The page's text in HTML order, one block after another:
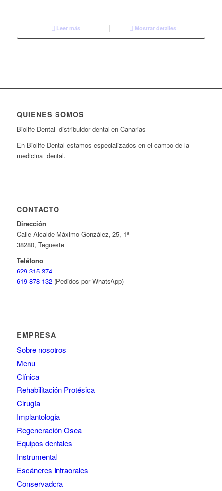
Leer más Mostrar detalles
QUIÉNES SOMOS
Biolife Dental, distribuidor dental en Canarias
En Biolife Dental estamos especializados en el campo de la
medicina dental.
CONTACTO
Dirección
Calle Alcalde Máximo González, 25, 1º
38280, Tegueste
Teléfono
629 315 374
619 878 132(Pedidos por WhatsApp)
EMPRESA
Sobre nosotros
Menu
Clínica
Rehabilitación Protésica
Cirugía
Implantología
Regeneración Osea
Equipos dentales
Instrumental
Escáneres Intraorales
Conservadora